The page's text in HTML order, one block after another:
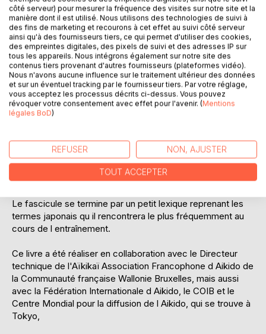
Ce livre n est pas un cours d'aïkido ni une méthode d
enseignement.
Elle a pour but d'aider les débutants a mémoriser plus
aisément le nom des formes d attaques et des principaux
mouvements.
Ce guide pratique de 25 chapitres rédigé d une façon
simple, très facile a comprendre et agréable à lire vous
offrira pour les débutants un excellent résumé sur tout ce
que vous souhaiteriez savoir au sujet de l Aïkido, pour les
Le pratiquant doit être suffisamment familiarisé avec la
pratique des attaques et des prises pour que les petits
dessins ne soient plus nécessaires dans cet aide mémoire.
Le fascicule se termine par un petit lexique reprenant les
termes japonais qu il rencontrera le plus fréquemment au
cours de l entraînement.
Ce livre a été réaliser en collaboration avec le Directeur
technique de l'Aïkikaï Association Francophone d Aikido de
la Communauté française Wallonie Bruxelles, mais aussi
avec la Fédération Internationale d Aikido, le COIB et le
Centre Mondial pour la diffusion de l Aikido, qui se trouve à
Tokyo,
côté serveur) pour mesurer la fréquence des visites sur notre site et la
manière dont il est utilisé. Nous utilisons des technologies de suivi à
des fins de marketing et recourons à cet effet au suivi côté serveur
ainsi qu'à des fournisseurs tiers, ce qui permet d'utiliser des cookies,
des empreintes digitales, des pixels de suivi et des adresses IP sur
tous les appareils. Nous intégrons également sur notre site des
contenus tiers provenant d'autres fournisseurs (plateformes vidéo).
Nous n'avons aucune influence sur le traitement ultérieur des données
et sur un éventuel tracking par le fournisseur tiers. Par votre réglage,
vous acceptez les processus décrits ci-dessus. Vous pouvez
révoquer votre consentement avec effet pour l'avenir. (Mentions
légales BoD)
REFUSER NON, AJUSTER
TOUT ACCEPTER